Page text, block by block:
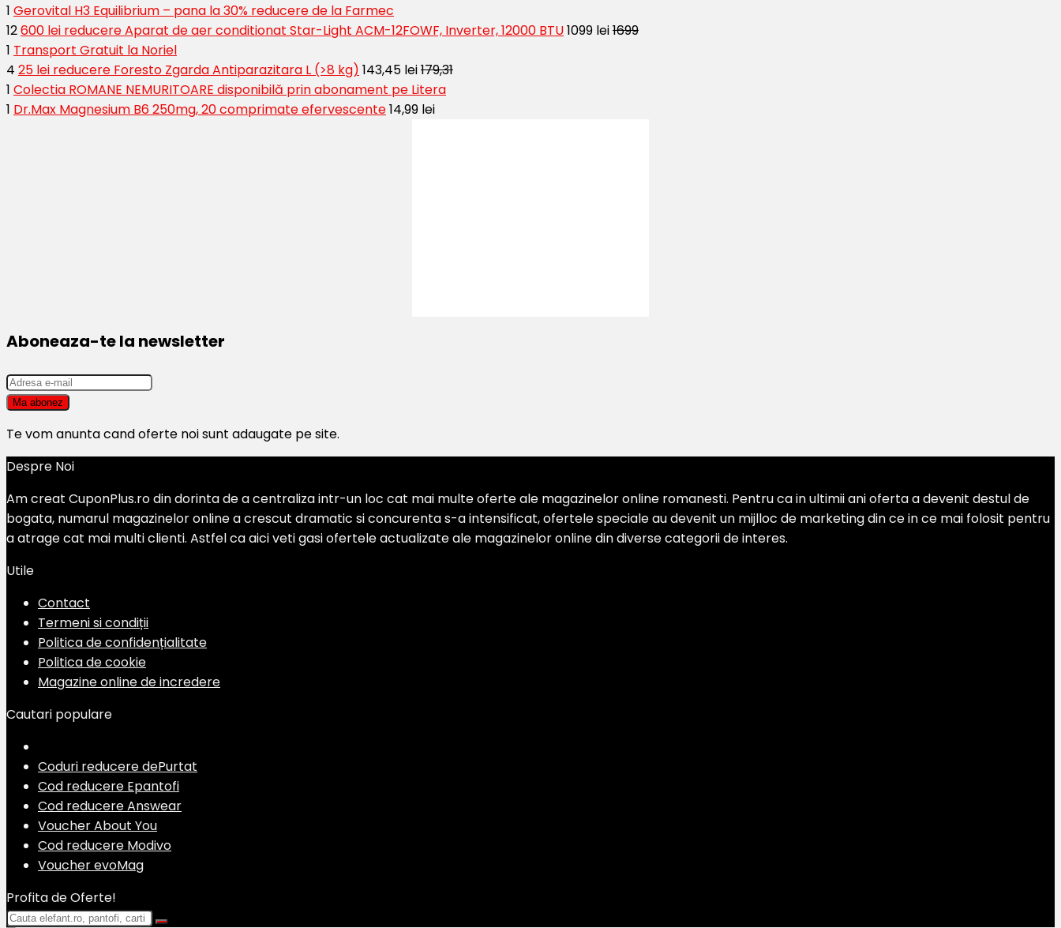
1 Gerovital H3 Equilibrium – pana la 30% reducere de la Farmec
12600 lei reducere Aparat de aer conditionat Star-Light ACM-12FOWF, Inverter, 12000 BTU1099 lei1699
1 Transport Gratuit la Noriel
4 25 lei reducere Foresto Zgarda Antiparazitara L (>8 kg) 143,45 lei179,31
1 Colectia ROMANE NEMURITOARE disponibilă prin abonament pe Litera
1 Dr.Max Magnesium B6 250mg, 20 comprimate efervescente14,99 lei
Aboneaza-te la newsletter
Te vom anunta cand oferte noi sunt adaugate pe site.
Despre Noi
Am creat CuponPlus.ro din dorinta de a centraliza intr-un loc cat mai multe oferte ale magazinelor online romanesti. Pentru ca in ultimii ani oferta a devenit destul de
bogata, numarul magazinelor online a crescut dramatic si concurenta s-a intensificat, ofertele speciale au devenit un mijlloc de marketing din ce in ce mai folosit pentru
a atrage cat mai multi clienti. Astfel ca aici veti gasi ofertele actualizate ale magazinelor online din diverse categorii de interes.
Utile
Contact
Termeni si condiții
Politica de confidențialitate
Politica de cookie
Magazine online de incredere
Cautari populare
Coduri reducere dePurtat
Cod reducere Epantofi
Cod reducere Answear
Voucher About You
Cod reducere Modivo
Voucher evoMag
Profita de Oferte!